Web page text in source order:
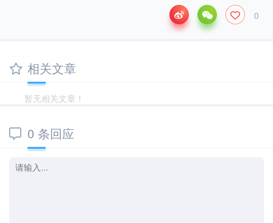
0
相关文章
暂无相关文章！
0 条回应